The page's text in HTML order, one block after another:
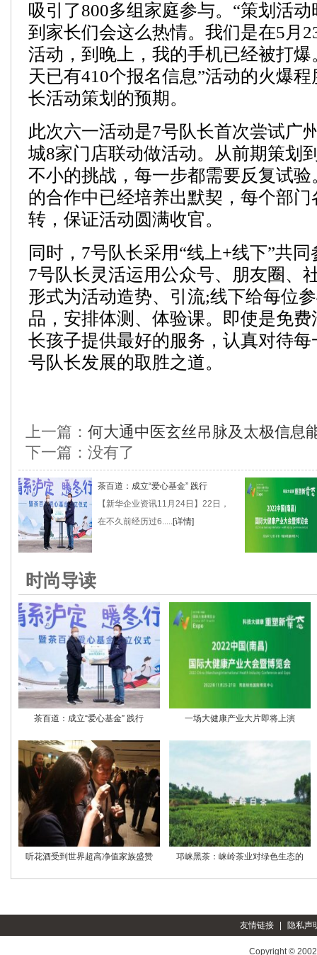
吸引了800多组家庭参与。“策划活
到家长们会这么热情。我们是在5月
活动，到晚上，我的手机已经被打
天已有410个报名信息”活动的火爆
长活动策划的预期。
此次六一活动是7号队长首次尝试广
城8家门店联动做活动。从前期策划
不小的挑战，每一步都需要反复试
的合作中已经培养出默契，每个部
转，保证活动圆满收官。
同时，7号队长采用“线上+线下”共
7号队长灵活运用公众号、朋友圈、
形式为活动造势、引流;线下给每位
品，安排体测、体验课。即使是免
长孩子提供最好的服务，认真对待
号队长发展的取胜之道。
上一篇： 何大通中医玄丝吊脉及太极信息
下一篇：没有了
茶百道：成立“爱心基金” 践行
【新华企业资讯11月24日】22日，
在不久前经历过6.....[详情]
时尚导读
茶百道：成立“爱心基金” 践行 一场大健康产业大片即将上演
听花酒受到世界超高净值家族盛赞 邛崃黑茶：崃岭茶业对绿色生态的
友情链接 隐私声
Copyright ©